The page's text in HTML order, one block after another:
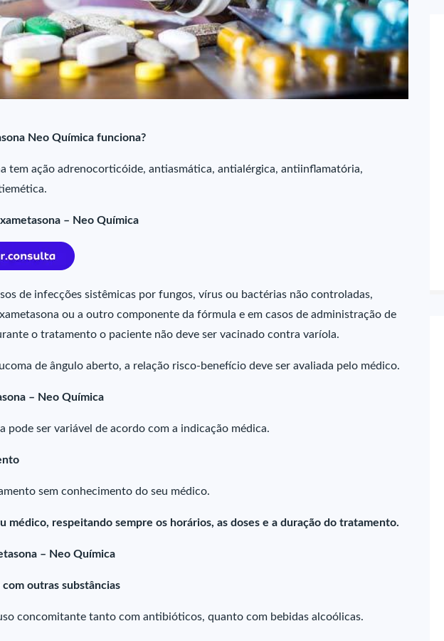
Neo Química funciona?
tem ação adrenocorticóide, antiasmática, antialérgica, antiinflamatória,
– Neo Química
de infecções sistêmicas por fungos, vírus ou bactérias não controladas,
ou a outro componente da fórmula e em casos de administração de
o tratamento o paciente não deve ser vacinado contra varíola.
de ângulo aberto, a relação risco-benefício deve ser avaliada pelo médico.
– Neo Química
pode ser variável de acordo com a indicação médica.
sem conhecimento do seu médico.
médico, respeitando sempre os horários, as doses e a duração do tratamento.
– Neo Química
outras substâncias
concomitante tanto com antibióticos, quanto com bebidas alcoólicas.